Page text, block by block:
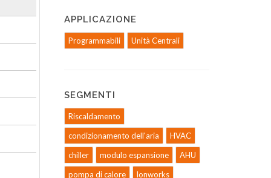
APPLICAZIONE
Programmabili Unità Centrali
SEGMENTI
Riscaldamento
condizionamento dell'aria
HVAC
chiller
modulo espansione
AHU
pompa di calore
lonworks